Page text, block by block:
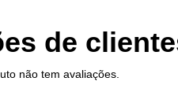
de
não tem avaliações.